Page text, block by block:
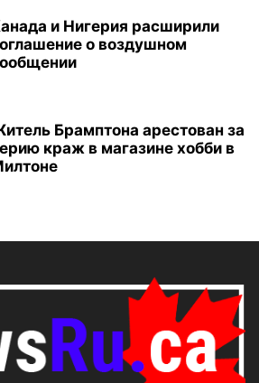
и Нигерия расширили
о воздушном
Брамптона арестован за
краж в магазине хобби в